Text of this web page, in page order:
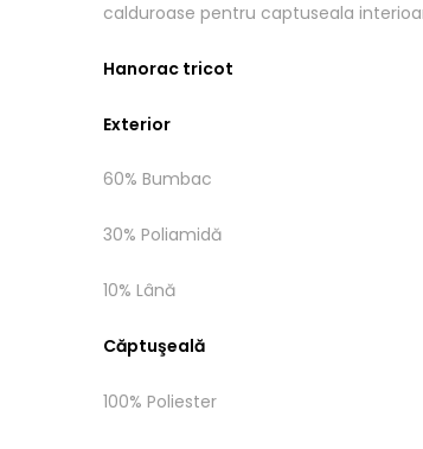
calduroase pentru captuseala
Hanorac tricot
Exterior
60% Bumbac
30% Poliamidă
10% Lână
Căptuşeală
100% Poliester